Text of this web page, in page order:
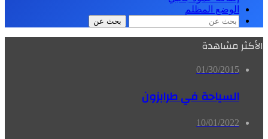
الوضع المظلم
بحث عن
الأكثر مشاهدة
01/30/2015
السياحة في طرابزون
10/01/2022